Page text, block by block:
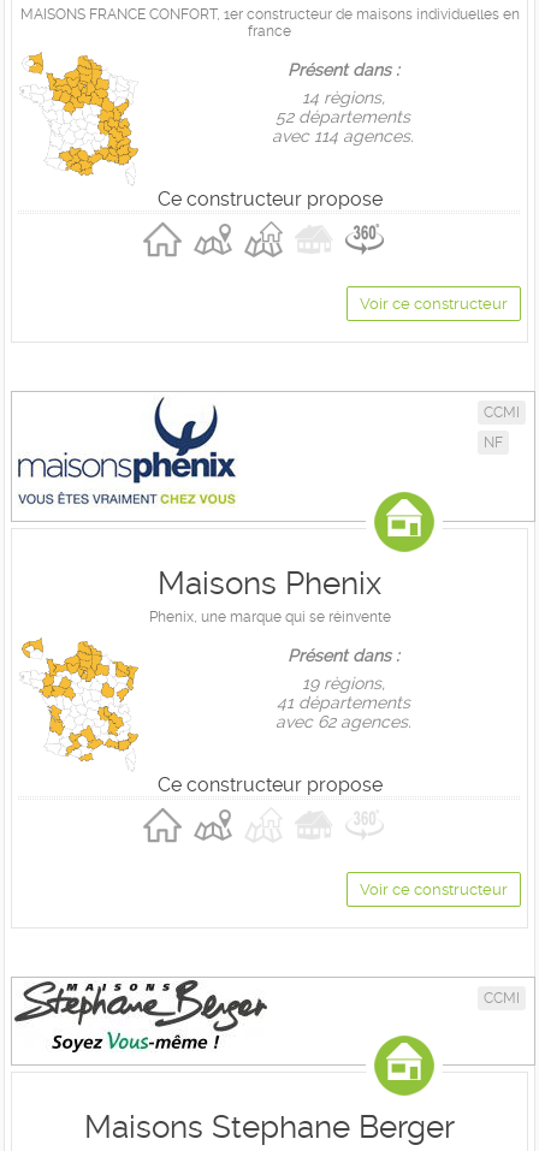
MAISONS FRANCE CONFORT, 1er constructeur de maisons individuelles en
france
Présent dans :
14 règions,
52 départements
avec 114 agences.
Ce constructeur propose
Voir ce constructeur
CCMI
NF
Maisons Phenix
Phenix, une marque qui se réinvente
Présent dans :
19 règions,
41 départements
avec 62 agences.
Ce constructeur propose
Voir ce constructeur
CCMI
Maisons Stephane Berger